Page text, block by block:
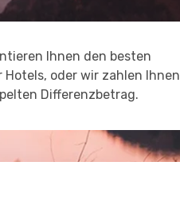
Ihnen den besten
Hotels, oder wir zahlen Ihnen
Differenzbetrag.